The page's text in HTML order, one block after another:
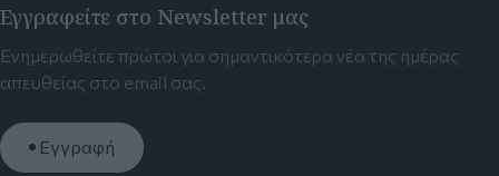
Εγγραφείτε στο Newsletter μας
Ενημερωθείτε πρώτοι για σημαντικότερα νέα της ημέρας
απευθείας στο email σας.
Εγγραφή